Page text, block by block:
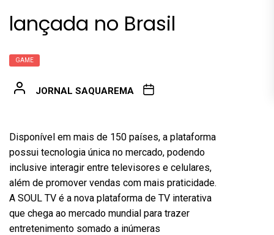
lançada no Brasil
GAME
JORNAL SAQUAREMA
Disponível em mais de 150 países, a plataforma
possui tecnologia única no mercado, podendo
inclusive interagir entre televisores e celulares,
além de promover vendas com mais praticidade.
A SOUL TV é a nova plataforma de TV interativa
que chega ao mercado mundial para trazer
entretenimento somado a inúmeras